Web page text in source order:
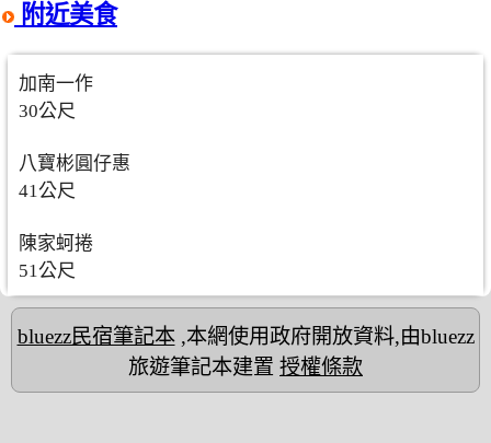
附近美食
加南一作
30公尺
八寶彬圓仔惠
41公尺
陳家蚵捲
51公尺
bluezz民宿筆記本,本網使用政府開放資料,由bluezz
旅遊筆記本建置 授權條款